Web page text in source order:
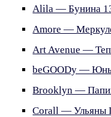
Alila — Бунина
Amore —
Art Avenue —
beGOODy —
Brooklyn —
Corall — Ульяны